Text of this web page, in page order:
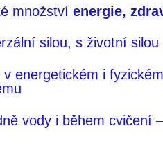
množství energie,
silou, s životní
energetickém i
vody i během cvičení